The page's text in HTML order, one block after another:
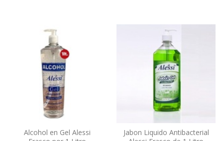
Alcohol en Gel Alessi
Jabon Liquido Antibacterial